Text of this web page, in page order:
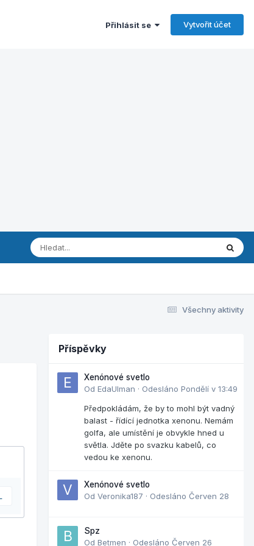
Přihlásit se Vytvořit účet
Všechny aktivity
Příspěvky
Xenónové svetlo
Od EdaUlman · Odesláno Pondělí v 13:49
Předpokládám, že by to mohl být vadný
balast - řídící jednotka xenonu. Nemám
golfa, ale umístění je obvykle hned u
světla. Jděte po svazku kabelů, co
vedou ke xenonu.
Xenónové svetlo
Od Veronika187 · Odesláno Červen 28
Spz
Od Betmen · Odesláno Červen 26